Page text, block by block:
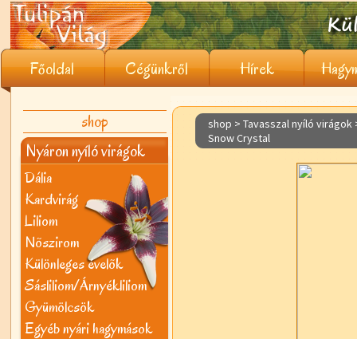
Főoldal Cégünkről Hírek
shop
Nyáron nyíló virágok
Dália
Kardvirág
Liliom
Nõszirom
Különleges évelõk
Sásliliom/Árnyékliliom
Gyümölcsök
Egyéb nyári hagymások
shop > Tavasszal nyíló virágok
Snow Crystal